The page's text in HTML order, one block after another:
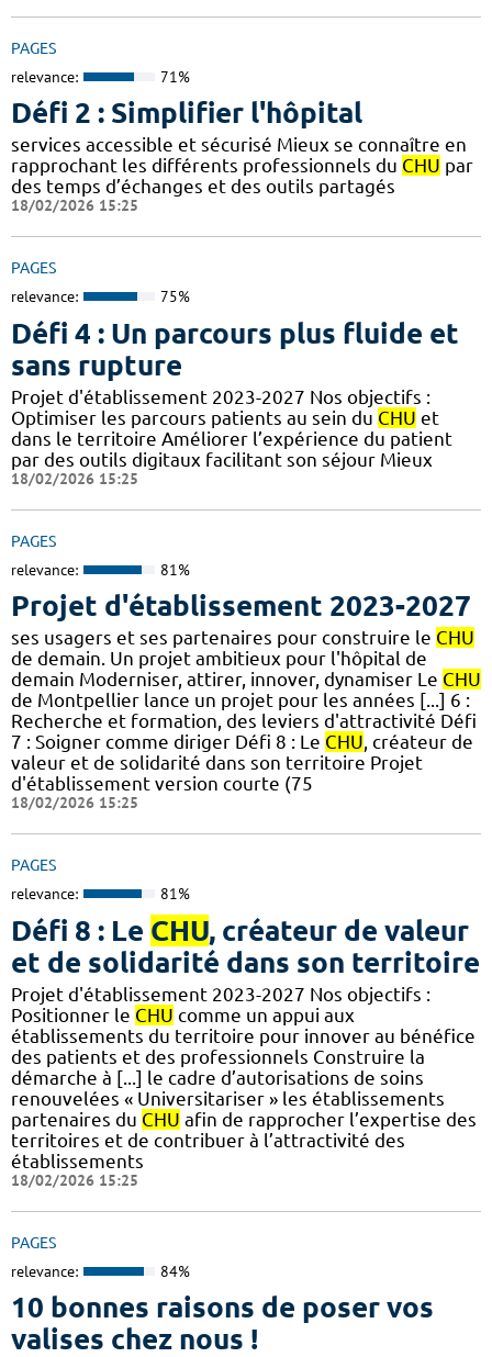
PAGES
relevance: 71%
Défi 2 : Simplifier l'hôpital
services accessible et sécurisé Mieux se connaître en
rapprochant les différents professionnels du CHU par
des temps d’échanges et des outils partagés
18/02/2026 15:25
PAGES
relevance: 75%
Défi 4 : Un parcours plus fluide et
sans rupture
Projet d'établissement 2023-2027 Nos objectifs :
Optimiser les parcours patients au sein du CHU et
dans le territoire Améliorer l’expérience du patient
par des outils digitaux facilitant son séjour Mieux
18/02/2026 15:25
PAGES
relevance: 81%
Projet d'établissement 2023-2027
ses usagers et ses partenaires pour construire le CHU
de demain. Un projet ambitieux pour l'hôpital de
demain Moderniser, attirer, innover, dynamiser Le CHU
de Montpellier lance un projet pour les années [...] 6 :
Recherche et formation, des leviers d'attractivité Défi
7 : Soigner comme diriger Défi 8 : Le CHU, créateur de
valeur et de solidarité dans son territoire Projet
d'établissement version courte (75
18/02/2026 15:25
PAGES
relevance: 81%
Défi 8 : Le CHU, créateur de valeur
et de solidarité dans son territoire
Projet d'établissement 2023-2027 Nos objectifs :
Positionner le CHU comme un appui aux
établissements du territoire pour innover au bénéfice
des patients et des professionnels Construire la
démarche à [...] le cadre d’autorisations de soins
renouvelées « Universitariser » les établissements
partenaires du CHU afin de rapprocher l’expertise des
territoires et de contribuer à l’attractivité des
établissements
18/02/2026 15:25
PAGES
relevance: 84%
10 bonnes raisons de poser vos
valises chez nous !